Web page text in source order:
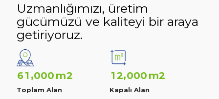
Uzmanlığımızı, üretim
gücümüzü ve kaliteyi bir araya
getiriyoruz.
61 ,000 m2
Toplam Alan
12,000 m2
Kapalı Alan